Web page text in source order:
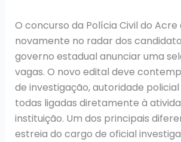
O concurso da Polícia Civil do
novamente no radar dos
governo estadual anunciar uma
vagas. O novo edital deve
de investigação, autoridade
todas ligadas diretamente à
instituição. Um dos principais
estreia do cargo de oficial